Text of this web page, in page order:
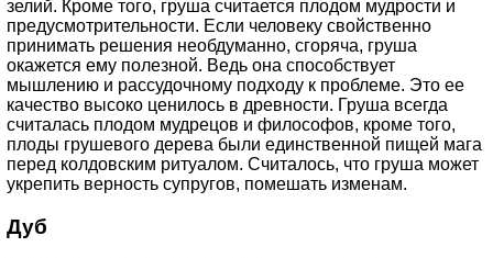
зелий. Кроме того, груша считается плодом мудрости и
предусмотрительности. Если человеку свойственно
принимать решения необдуманно, сгоряча, груша
окажется ему полезной. Ведь она способствует
мышлению и рассудочному подходу к проблеме. Это ее
качество высоко ценилось в древности. Груша всегда
считалась плодом мудрецов и философов, кроме того,
плоды грушевого дерева были единственной пищей мага
перед колдовским ритуалом. Считалось, что груша может
укрепить верность супругов, помешать изменам.
Дуб